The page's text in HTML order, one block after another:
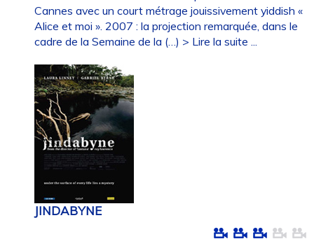
Cannes avec un court métrage jouissivement yiddish «
Alice et moi ». 2007 : la projection remarquée, dans le
cadre de la Semaine de la (…) > Lire la suite ...
JINDABYNE